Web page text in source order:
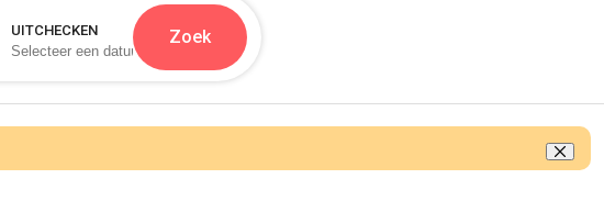
UITCHECKEN Zoek